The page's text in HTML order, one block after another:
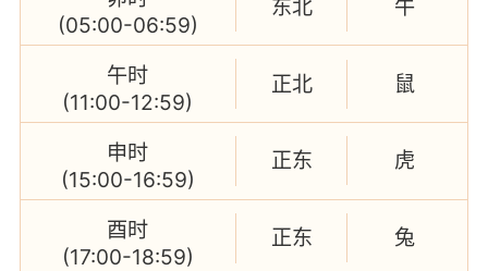
(05:00-06:59)
东北 牛
午时
(11:00-12:59)
正北 鼠
申时
(15:00-16:59)
正东 虎
酉时
(17:00-18:59)
正东 兔